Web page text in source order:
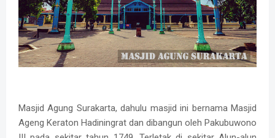
Masjid Agung Surakarta, dahulu masjid ini bernama Masjid
Ageng Keraton Hadiningrat dan dibangun oleh Pakubuwono